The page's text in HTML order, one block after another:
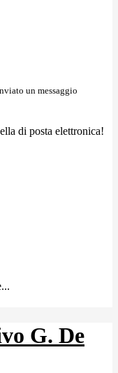
un messaggio
di posta elettronica!